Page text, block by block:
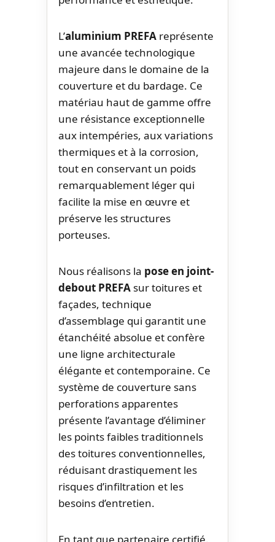
L’aluminium PREFA représente
une avancée technologique
majeure dans le domaine de la
couverture et du bardage. Ce
matériau haut de gamme offre
une résistance exceptionnelle
aux intempéries, aux variations
thermiques et à la corrosion,
tout en conservant un poids
remarquablement léger qui
facilite la mise en œuvre et
préserve les structures
porteuses.
Nous réalisons la pose en joint-
debout PREFA sur toitures et
façades, technique
d’assemblage qui garantit une
étanchéité absolue et confère
une ligne architecturale
élégante et contemporaine. Ce
système de couverture sans
perforations apparentes
présente l’avantage d’éliminer
les points faibles traditionnels
des toitures conventionnelles,
réduisant drastiquement les
risques d’infiltration et les
besoins d’entretien.
En tant que partenaire certifié,